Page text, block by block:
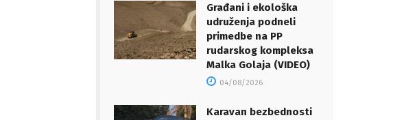
Građani i ekološka
udruženja podneli
primedbe na PP
rudarskog kompleksa
Malka Golaja (VIDEO)
04/08/2026
Karavan bezbednosti